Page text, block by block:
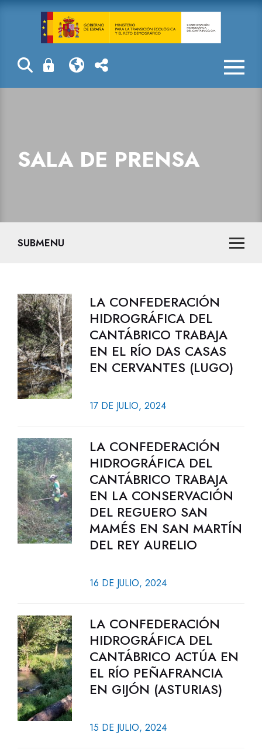
Sala de prensa
SALA DE PRENSA
SUBMENU
LA CONFEDERACIÓN
HIDROGRÁFICA DEL
CANTÁBRICO TRABAJA
EN EL RÍO DAS CASAS
EN CERVANTES (LUGO)
17 DE JULIO, 2024
LA CONFEDERACIÓN
HIDROGRÁFICA DEL
CANTÁBRICO TRABAJA
EN LA CONSERVACIÓN
DEL REGUERO SAN
MAMÉS EN SAN MARTÍN
DEL REY AURELIO
16 DE JULIO, 2024
LA CONFEDERACIÓN
HIDROGRÁFICA DEL
CANTÁBRICO ACTÚA EN
EL RÍO PEÑAFRANCIA
EN GIJÓN (ASTURIAS)
15 DE JULIO, 2024